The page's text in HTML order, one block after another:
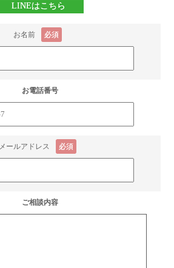
LINEはこちら
お名前 必須
お電話番号
メールアドレス 必須
ご相談内容